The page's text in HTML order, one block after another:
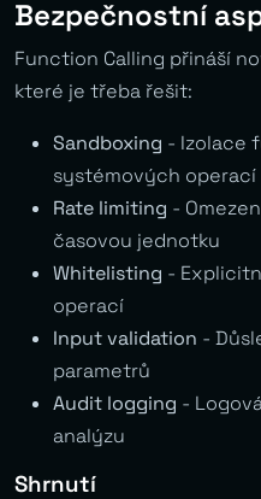
Bezpečnostní
Function Calling přináší
které je třeba řešit:
Sandboxing - Izolace
systémových operací
Rate limiting -
časovou jednotku
Whitelisting -
operací
Input validation -
parametrů
Audit logging -
analýzu
Shrnutí